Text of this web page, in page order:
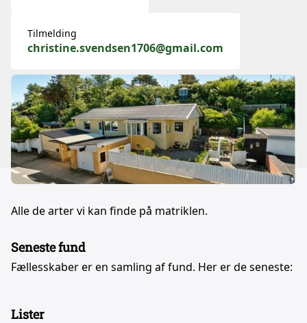
Tilmelding
christine.svendsen1706@gmail.com
Alle de arter vi kan finde på matriklen.
Seneste fund
Fællesskaber er en samling af fund. Her er de seneste:
Lister